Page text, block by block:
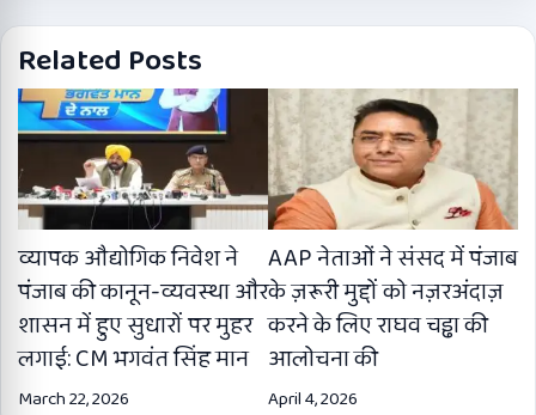
Related Posts
व्यापक औद्योगिक निवेश ने
पंजाब की कानून-व्यवस्था और
शासन में हुए सुधारों पर मुहर
लगाई: CM भगवंत सिंह मान
March 22, 2026
AAP नेताओं ने संसद में पंजाब
के ज़रूरी मुद्दों को नज़रअंदाज़
करने के लिए राघव चड्ढा की
आलोचना की
April 4, 2026